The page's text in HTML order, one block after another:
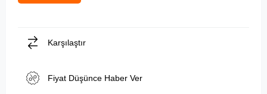
Karşılaştır
Fiyat Düşünce Haber Ver